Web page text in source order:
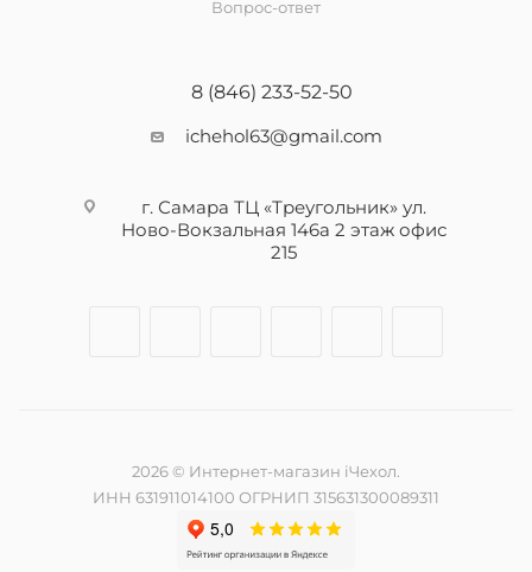
Вопрос-ответ
8 (846) 233-52-50
ichehol63@gmail.com
г. Самара ТЦ «Треугольник» ул.
Ново-Вокзальная 146а 2 этаж офис
215
2026 © Интернет-магазин iЧехол.
ИНН 631911014100 ОГРНИП 315631300089311